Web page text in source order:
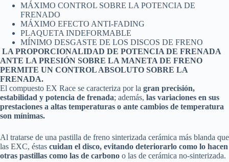
MÁXIMO CONTROL SOBRE LA POTENCIA DE
FRENADO
MÁXIMO EFECTO ANTI-FADING
PLAQUETA INDEFORMABLE
MÍNIMO DESGASTE DE LOS DISCOS DE FRENO
LA PROPORCIONALIDAD DE POTENCIA DE FRENADA
ANTE LA PRESIÓN SOBRE LA MANETA DE FRENO
PERMITE UN CONTROL ABSOLUTO SOBRE LA
FRENADA.
El compuesto EX Race se caracteriza por la gran precisión,
estabilidad y potencia de frenada; además, las variaciones en sus
prestaciones a altas temperaturas o ante cambios de temperatura
son mínimas.
Al tratarse de una pastilla de freno sinterizada cerámica más blanda que
las EXC, éstas cuidan el disco, evitando deteriorarlo como lo hacen
otras pastillas como las de carbono o las de cerámica no-sinterizada.